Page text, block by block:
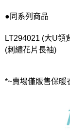
●同系列商品
LT294021 (大U領
(刺繡花片長袖)
*~賣場僅販售保暖